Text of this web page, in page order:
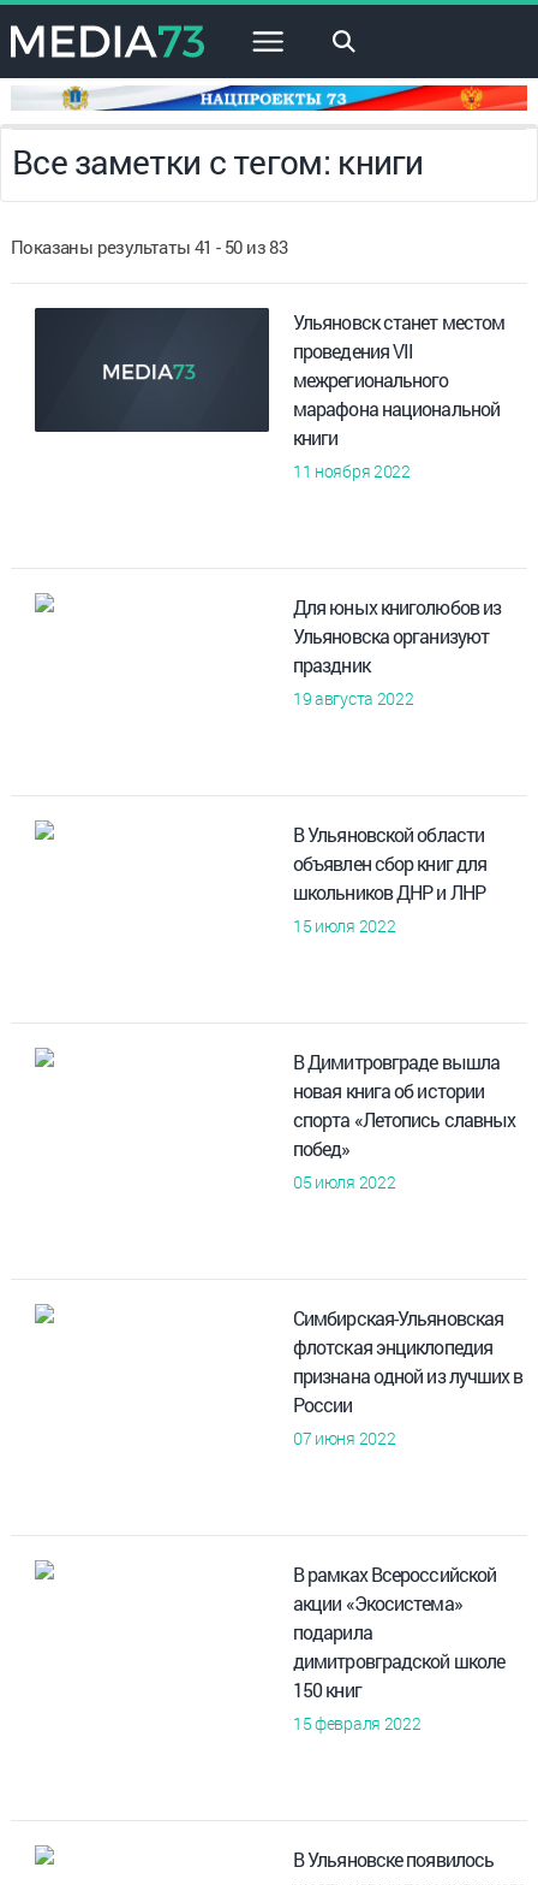
×
Все заметки с тегом: книги
Показаны результаты 41 - 50 из 83
Ульяновск станет местом
проведения VII
межрегионального
марафона национальной
книги
11 ноября 2022
Для юных книголюбов из
Ульяновска организуют
праздник
19 августа 2022
В Ульяновской области
объявлен сбор книг для
школьников ДНР и ЛНР
15 июля 2022
В Димитровграде вышла
новая книга об истории
спорта «Летопись славных
побед»
05 июля 2022
Симбирская-Ульяновская
флотская энциклопедия
признана одной из лучших в
России
07 июня 2022
В рамках Всероссийской
акции «Экосистема»
подарила
димитровградской школе
150 книг
15 февраля 2022
В Ульяновске появилось